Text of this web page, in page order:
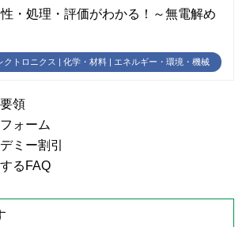
・処理・評価がわかる！～無電解め
クトロニクス | 化学・材料 | エネルギー・環境・機械
領
ォーム
ミー割引
るFAQ